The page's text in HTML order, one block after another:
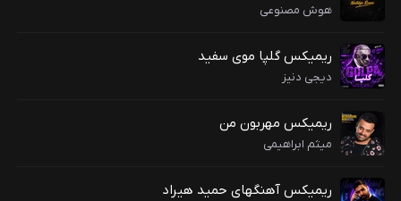
هوش مصنوعی
ریمیکس گلپا موی سفید
دیجی دنیز
ریمیکس مهربون من
میثم ابراهیمی
ریمیکس آهنگهای حمید هیراد